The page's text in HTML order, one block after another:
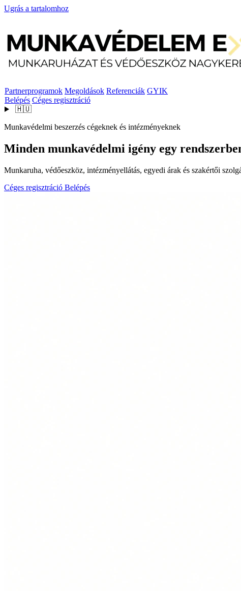
Ugrás a tartalomhoz
Partnerprogramok Megoldások Referenciák GYIK
Belépés Céges regisztráció
🇭🇺
Munkavédelmi beszerzés cégeknek és intézményeknek
Minden munkavédelmi igény egy
Munkaruha, védőeszköz, intézményellátás, egyedi árak és szakértői
Céges regisztráció Belépés